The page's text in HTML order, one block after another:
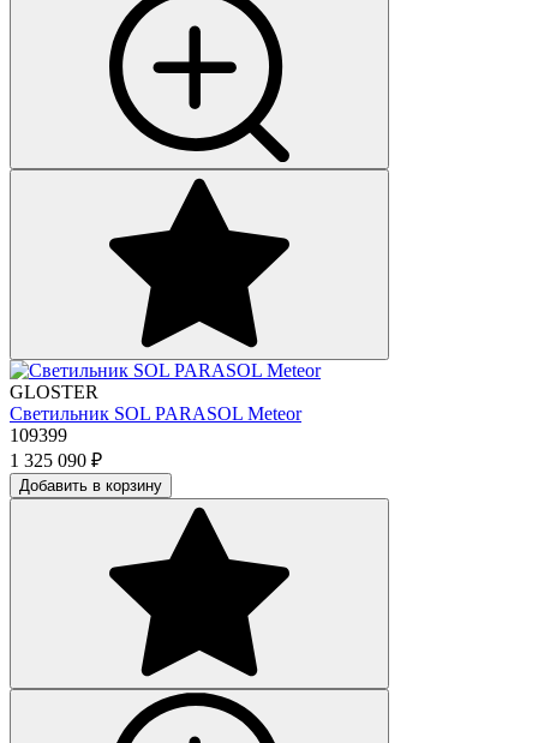
GLOSTER
Светильник SOL PARASOL Meteor
109399
1 325 090 ₽
Добавить в корзину